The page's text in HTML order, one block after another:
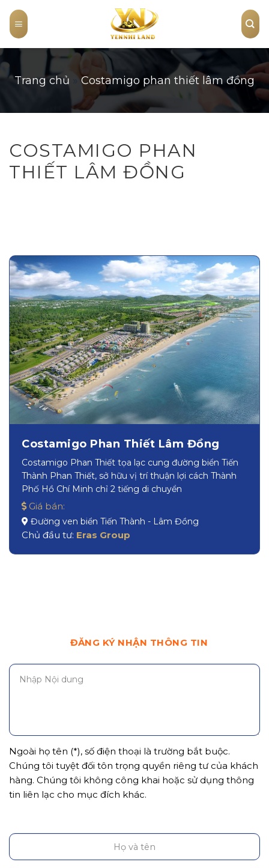
content
Trang chủ »Costamigo phan thiết lâm đồng
COSTAMIGO PHAN
THIẾT LÂM ĐỒNG
Costamigo Phan Thiết Lâm Đồng
Costamigo Phan Thiết tọa lạc cung đường biển Tiến
Thành Phan Thiết, sở hữu vị trí thuận lợi cách Thành
Phố Hồ Chí Minh chỉ 2 tiếng di chuyển
Giá bán:
Đường ven biển Tiến Thành - Lâm Đồng
Chủ đầu tư: Eras Group
ĐĂNG KÝ NHẬN THÔNG TIN
Ngoài họ tên (*), số điện thoại là trường bắt buộc.
Chúng tôi tuyệt đối tôn trọng quyền riêng tư của khách
hàng. Chúng tôi không công khai hoặc sử dụng thông
tin liên lạc cho mục đích khác.